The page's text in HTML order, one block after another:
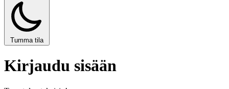
Tumma tila
Kirjaudu sisään